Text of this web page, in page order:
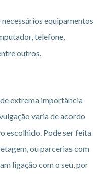
equipamentos
telefone,
outros.
extrema importância
varia de acordo
escolhido. Pode ser feita
ou parcerias com
ligação com o seu, por